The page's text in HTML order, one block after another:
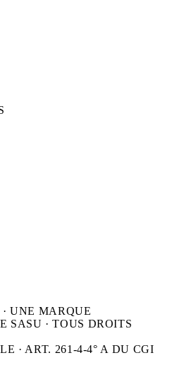
UNE MARQUE
SASU · TOUS DROITS
· ART. 261-4-4° A DU CGI